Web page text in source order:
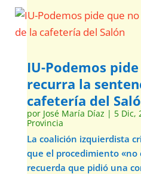
IU-Podemos
recurra la
cafetería del
por José María Díaz | 5 Dic,
Provincia
La coalición izquierdista
que el procedimiento «no
recuerda que pidió una